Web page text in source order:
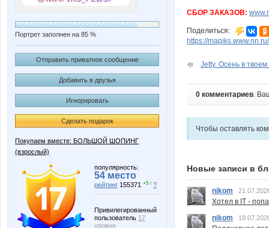
Портрет заполнен на 85 %
Отправить приватное сообщение
Добавить в друзья
Игнорировать
Сделать подарок
Покупаем вместе: БОЛЬШОЙ ШОПИНГ
(взрослый)
популярность:
54 место
рейтинг 155371 +5 ↑ ?
Привилегированный
пользователь 17
уровня
СБОР ЗАКАЗОВ:
Поделиться:
https://mapiks.www.nn.ru/
Jetty. Осень в
0 комментариев.
Чтобы оставлять
Новые записи в
nikom
Хотел в IT -
nikom